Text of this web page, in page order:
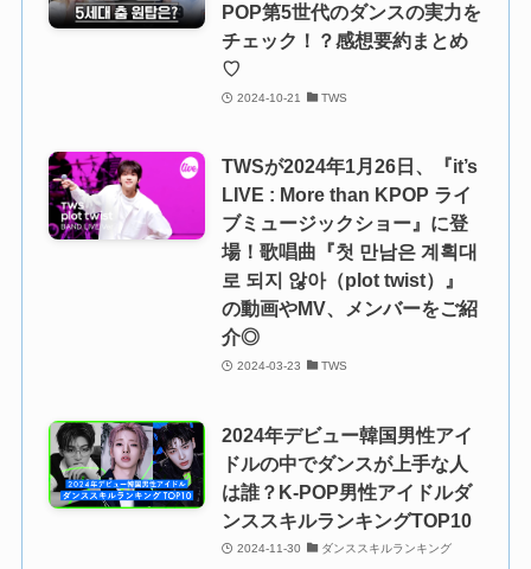
POP第5世代のダンスの実力を
チェック！？感想要約まとめ
♡
2024-10-21 TWS
TWSが2024年1月26日、『it’s
LIVE : More than KPOP ライ
ブミュージックショー』に登
場！歌唱曲『첫 만남은 계획대
로 되지 않아（plot twist）』
の動画やMV、メンバーをご紹
介◎
2024-03-23 TWS
2024年デビュー韓国男性アイ
ドルの中でダンスが上手な人
は誰？K-POP男性アイドルダ
ンススキルランキングTOP10
2024-11-30 ダンススキルランキング